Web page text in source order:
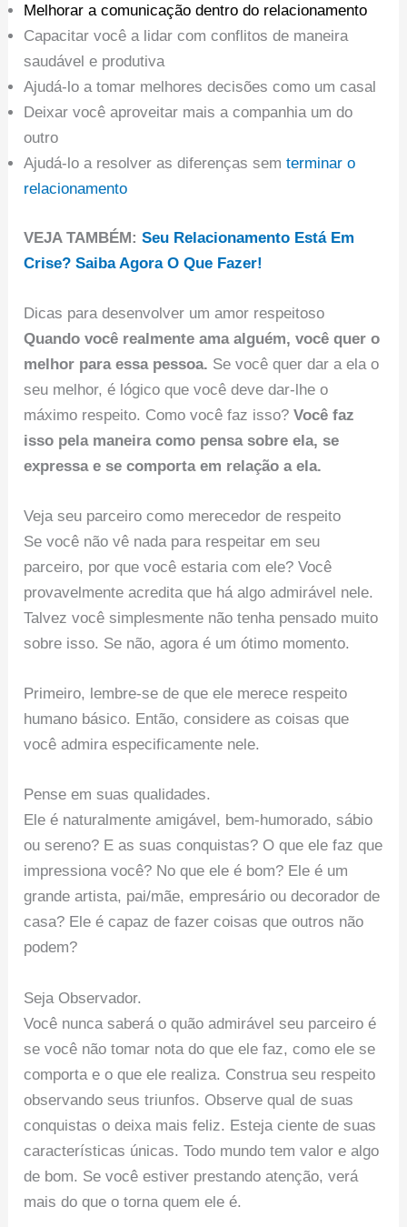
Melhorar a comunicação dentro do relacionamento
Capacitar você a lidar com conflitos de maneira
saudável e produtiva
Ajudá-lo a tomar melhores decisões como um casal
Deixar você aproveitar mais a companhia um do
outro
Ajudá-lo a resolver as diferenças semterminar o
relacionamento
VEJA TAMBÉM:Seu Relacionamento Está Em
Crise? Saiba Agora O Que Fazer!
Dicas para desenvolver um amor respeitoso
Quando você realmente ama alguém, você quer o
melhor para essa pessoa. Se você quer dar a ela o
seu melhor, é lógico que você deve dar-lhe o
máximo respeito. Como você faz isso?Você faz
isso pela maneira como pensa sobre ela, se
expressa e se comporta em relação a ela.
Veja seu parceiro como merecedor de respeito
Se você não vê nada para respeitar em seu
parceiro, por que você estaria com ele? Você
provavelmente acredita que há algo admirável nele.
Talvez você simplesmente não tenha pensado muito
sobre isso. Se não, agora é um ótimo momento.
Primeiro, lembre-se de que ele merece respeito
humano básico. Então, considere as coisas que
você admira especificamente nele.
Pense em suas qualidades.
Ele é naturalmente amigável, bem-humorado, sábio
ou sereno? E as suas conquistas? O que ele faz que
impressiona você? No que ele é bom? Ele é um
grande artista, pai/mãe, empresário ou decorador de
casa? Ele é capaz de fazer coisas que outros não
podem?
Seja Observador.
Você nunca saberá o quão admirável seu parceiro é
se você não tomar nota do que ele faz, como ele se
comporta e o que ele realiza. Construa seu respeito
observando seus triunfos. Observe qual de suas
conquistas o deixa mais feliz. Esteja ciente de suas
características únicas. Todo mundo tem valor e algo
de bom. Se você estiver prestando atenção, verá
mais do que o torna quem ele é.